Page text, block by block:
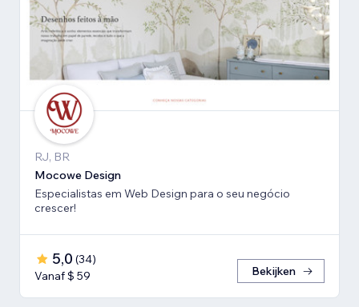
RJ, BR
Mocowe Design
Especialistas em Web Design para o seu negócio
crescer!
5,0 (34)
Vanaf $ 59
Bekijken